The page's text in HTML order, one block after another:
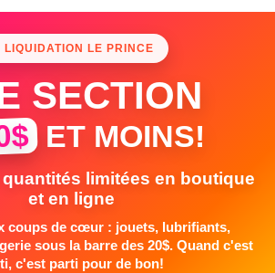
LIQUIDATION LE PRINCE
SECTION
ET MOINS!
limitées en boutique
et en ligne
coups de cœur : jouets, lubrifiants,
sous la barre des 20$. Quand c'est
c'est parti pour de bon!